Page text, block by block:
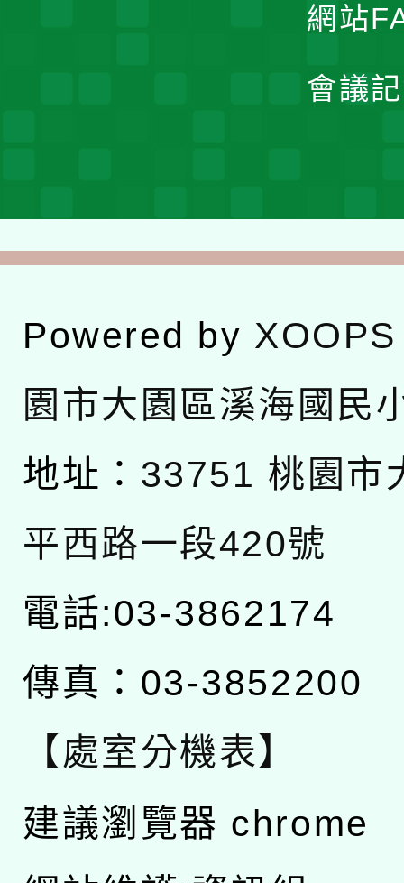
網站
會議
Powered by XOOPS
園市大園區溪海國民
地址： 33751 桃園市
平西路一段420號
電話:03-3862174
傳真：03-3852200
【處室分機表】
建議瀏覽器 chrome